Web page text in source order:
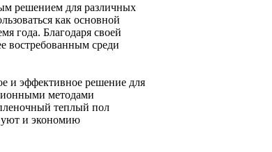
решением для различных
как основной
года. Благодаря своей
востребованным среди
и эффективное решение для
методами
теплый пол
уют и экономию